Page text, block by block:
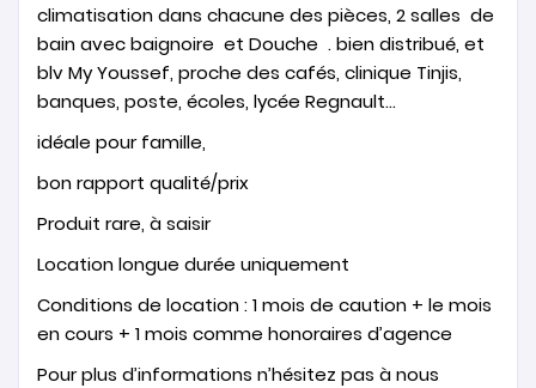
climatisation dans chacune des pièces, 2 salles de
bain avec baignoire et Douche . bien distribué, et
blv My Youssef, proche des cafés, clinique Tinjis,
banques, poste, écoles, lycée Regnault…
idéale pour famille,
bon rapport qualité/prix
Produit rare, à saisir
Location longue durée uniquement
Conditions de location : 1 mois de caution + le mois
en cours + 1 mois comme honoraires d’agence
Pour plus d’informations n’hésitez pas à nous